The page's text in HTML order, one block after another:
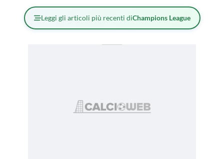
Leggi gli articoli più recenti diChampions League